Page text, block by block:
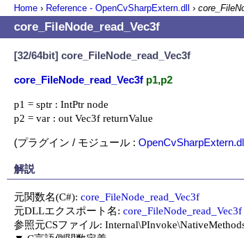
Home › Reference - OpenCvSharpExtern.dll ›
core_FileNode_read_Vec3f
[32/64bit] core_FileNode_read_Vec3f
core_FileNode_read_Vec3f p1,p2
p1 = sptr : IntPtr node
p2 = var : out Vec3f returnValue
(プラグイン / モジュール :
解説
元関数名(C#): core_FileNode_read_Vec3f
元DLLエクスポート名: core_FileNode_read_Vec3f
参照元CSファイル: